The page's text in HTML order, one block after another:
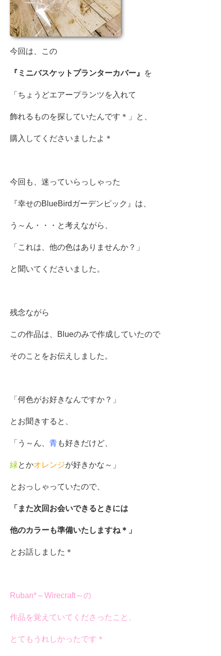
今回は、この
『ミニバスケットプランターカバー』 を
「ちょうどエアープランツを入れて
飾れるものを探していたんです＊」と、
購入してくださいましたよ＊
今回も、迷っていらっしゃった
『幸せのBlueBirdガーデンピック』は、
う～ん・・・と考えながら、
「これは、他の色はありませんか？」
と聞いてくださいました。
残念ながら
この作品は、Blueのみで作成していたので
そのことをお伝えしました。
「何色がお好きなんですか？」
とお聞きすると、
「う～ん、 青も好きだけど、
緑とかオレンジが好きかな～」
とおっしゃっていたので、
「また次回お会いできるときには
他のカラーも準備いたしますね＊」
とお話しました＊
Ruban*～Wirecraft～の
作品を覚えていてくださったこと、
とてもうれしかったです＊